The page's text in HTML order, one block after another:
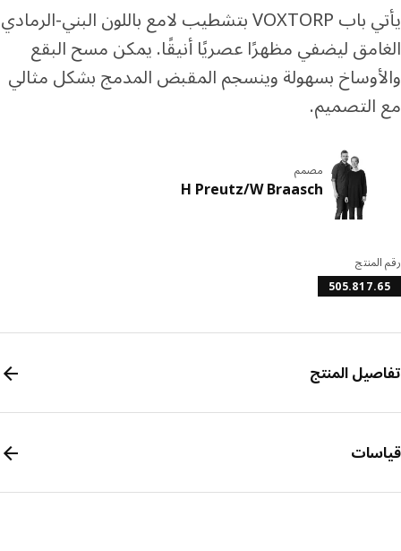
يأتي باب VOXTORP بتشطيب لامع باللون البني-الرمادي
ليضفي مظهرًا عصريًا أنيقًا. يمكن مسح البقع
بسهولة وينسجم المقبض المدمج بشكل مثالي
التصميم.
مصمم
H Preutz/W Braasch
المنتج